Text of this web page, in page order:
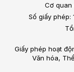
Cơ quan
Số giấy phép:
Giấy phép hoạt
Văn hóa,